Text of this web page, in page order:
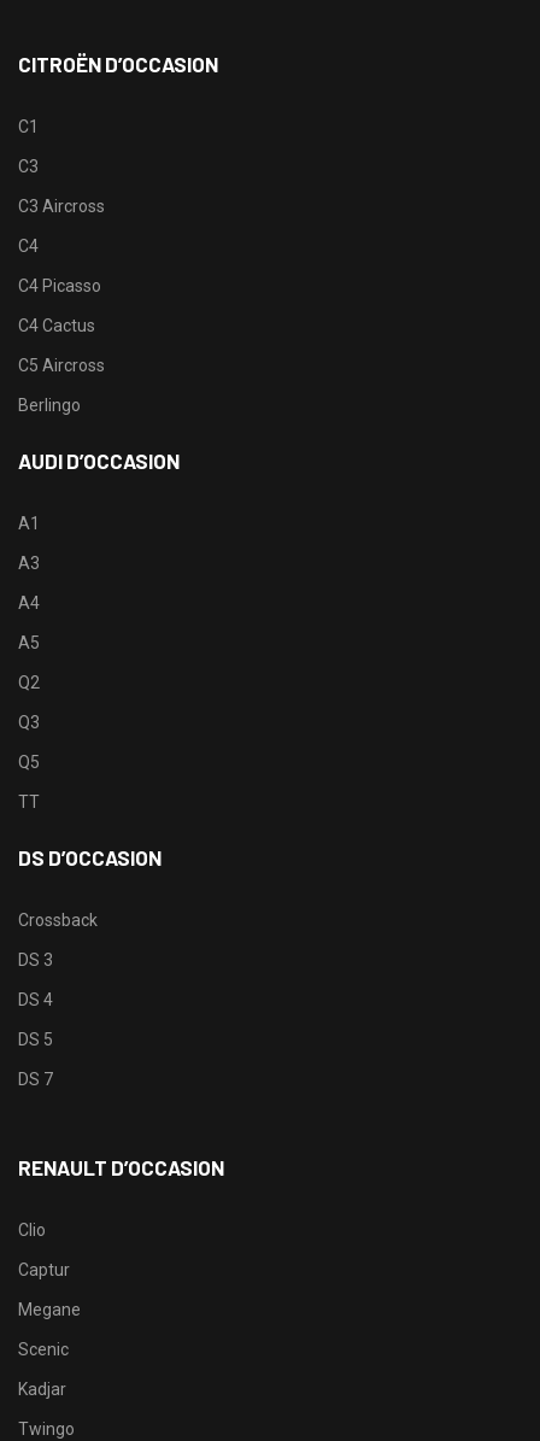
CITROËN D’OCCASION
C1
C3
C3 Aircross
C4
C4 Picasso
C4 Cactus
C5 Aircross
Berlingo
AUDI D’OCCASION
A1
A3
A4
A5
Q2
Q3
Q5
TT
DS D’OCCASION
Crossback
DS 3
DS 4
DS 5
DS 7
RENAULT D’OCCASION
Clio
Captur
Megane
Scenic
Kadjar
Twingo